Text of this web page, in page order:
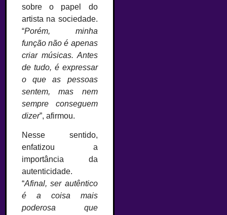
sobre o papel do
artista na sociedade.
“Porém, minha
função não é apenas
criar músicas. Antes
de tudo, é expressar
o que as pessoas
sentem, mas nem
sempre conseguem
dizer”, afirmou.
Nesse sentido,
enfatizou a
importância da
autenticidade.
“Afinal, ser autêntico
é a coisa mais
poderosa que